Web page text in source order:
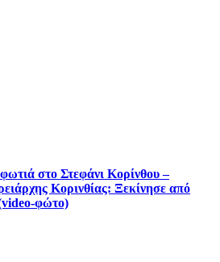
στο Στεφάνι Κορίνθου –
Κορινθίας: Ξεκίνησε από
φώτο)